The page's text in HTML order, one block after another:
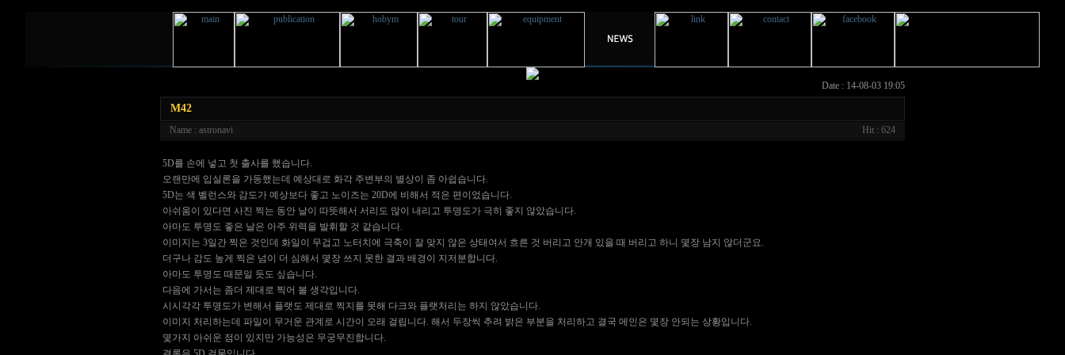
Date : 14-08-03 19:05
M42
Name : astronavi Hit : 624
5D를 손에 넣고 첫 출사를 했습니다.
오랜만에 입실론을 가동했는데 예상대로 화각 주변부의 별상이 좀 아쉽습니다.
5D는 색 벨런스와 감도가 예상보다 좋고 노이즈는 20D에 비해서 적은 편이었습니다.
아쉬움이 있다면 사진 찍는 동안 날이 따뜻해서 서리도 많이 내리고 투명도가 극히 좋지 않았습니다.
아마도 투명도 좋은 날은 아주 위력을 발휘할 것 같습니다.
이미지는 3일간 찍은 것인데 화일이 무겁고 노터치에 극축이 잘 맞지 않은 상태여서 흐른 것 버리고 안개 있을 때 버리고 하니 몇장 남지 않더군요.
더구나 감도 높게 찍은 넘이 더 심해서 몇장 쓰지 못한 결과 배경이 지저분합니다.
아마도 투명도 때문일 듯도 싶습니다.
다음에 가서는 좀더 제대로 찍어 볼 생각입니다.
시시각각 투명도가 변해서 플랫도 제대로 찍지를 못해 다크와 플랫처리는 하지 않았습니다.
이미지 처리하는데 파일이 무거운 관계로 시간이 오래 걸립니다. 해서 두장씩 추려 밝은 부분을 처리하고 결국 메인은 몇장 안되는 상황입니다.
몇가지 아쉬운 점이 있지만 가능성은 무궁무진합니다.